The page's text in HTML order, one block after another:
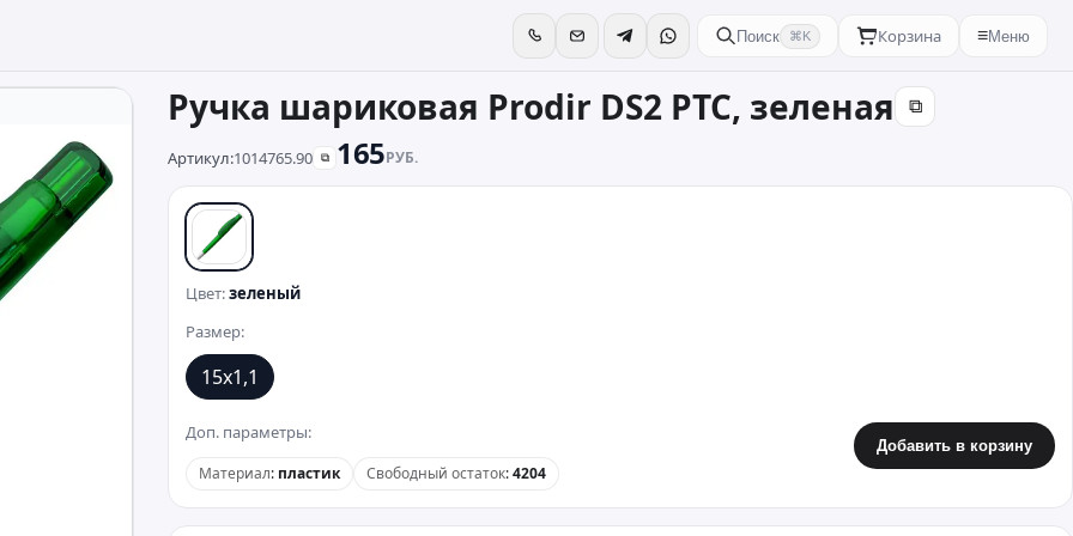
Поиск ⌘K Корзина ≡Меню
Ручка шариковая Prodir DS2 PTC, зеленая ⧉
Артикул:1014765.90 ⧉ 165РУБ.
зеленый
Цвет:зеленый
Размер:
15х1,1
Доп. параметры:
Материал: пластик Свободный остаток:4204
Добавить в корзину